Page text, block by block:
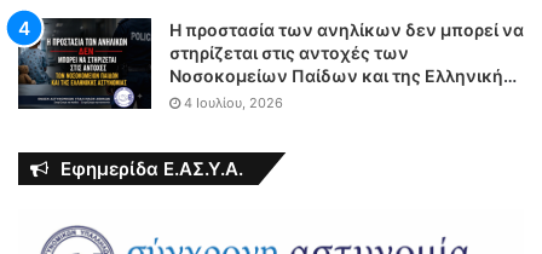
Η προστασία των ανηλίκων δεν μπορεί να
στηρίζεται στις αντοχές των
Νοσοκομείων Παίδων και της Ελληνικής
Αστυνομίας
4 Ιουλίου, 2026
Εφημερίδα Ε.ΑΣ.Υ.Α.